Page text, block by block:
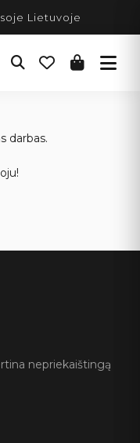
Lietuvoje
darbas.
nepriekaištingą